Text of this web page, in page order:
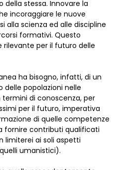
della stessa. Innovare la
incoraggiare le nuove
alla scienza ed alle discipline
formativi. Questo
per il futuro delle
ha bisogno, infatti, di un
popolazioni nelle
di conoscenza, per
per il futuro, imperativa
di quelle competenze
fornire contributi qualificati
limiterei ai soli aspetti
umanistici).